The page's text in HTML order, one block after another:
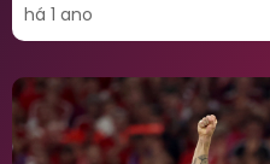
há 1 ano